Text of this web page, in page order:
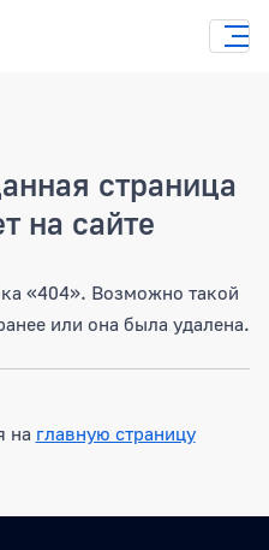
страница
на сайте
«404». Возможно такой
или она была удалена.
на главную страницу